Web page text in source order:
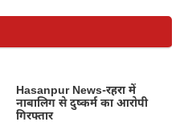
Hasanpur News-रहरा में
नाबालिग से दुष्कर्म का आरोपी
गिरफ्तार